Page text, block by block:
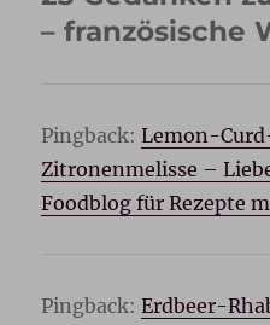
– französische
Pingback:Lemon-
Zitronenmelisse –
Foodblog für Rezepte
Pingback:Erdbeer-